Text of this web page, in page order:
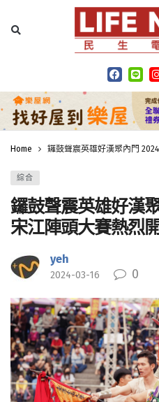
Home 鑼鼓聲震英雄好漢聚內門
綜合
鑼鼓聲震英雄好漢
宋江陣頭大賽熱烈
yeh
2024-03-16 0